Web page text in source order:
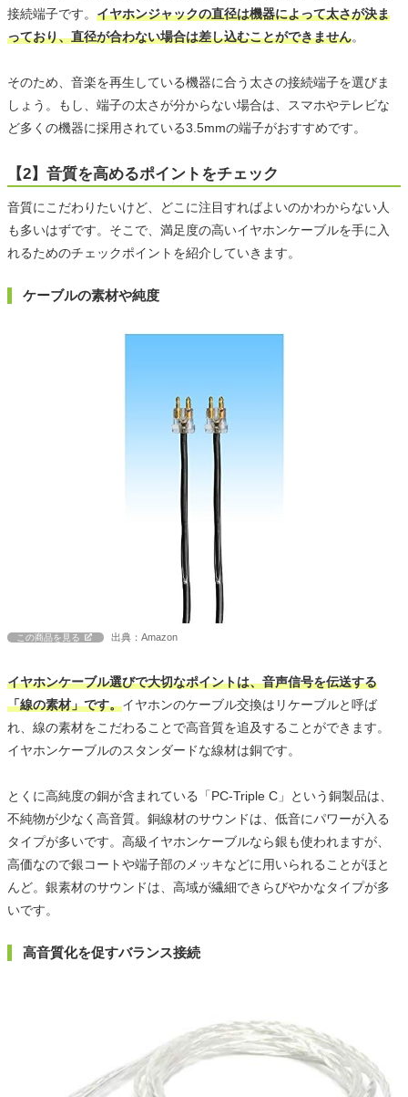
接続端子です。 イヤホンジャックの直径は機器によって太さが決ま
っており、直径が合わない場合は差し込むことができません。
そのため、音楽を再生している機器に合う太さの接続端子を選びま
しょう。もし、端子の太さが分からない場合は、スマホやテレビな
ど多くの機器に採用されている3.5mmの端子がおすすめです。
【2】音質を高めるポイントをチェック
音質にこだわりたいけど、どこに注目すればよいのかわからない人
も多いはずです。そこで、満足度の高いイヤホンケーブルを手に入
れるためのチェックポイントを紹介していきます。
ケーブルの素材や純度
この商品を見る 出典：Amazon
イヤホンケーブル選びで大切なポイントは、音声信号を伝送する
「線の素材」です。イヤホンのケーブル交換はリケーブルと呼ば
れ、線の素材をこだわることで高音質を追及することができます。
イヤホンケーブルのスタンダードな線材は銅です。
とくに高純度の銅が含まれている「PC-Triple C」という銅製品は、
不純物が少なく高音質。銅線材のサウンドは、低音にパワーが入る
タイプが多いです。高級イヤホンケーブルなら銀も使われますが、
高価なので銀コートや端子部のメッキなどに用いられることがほと
んど。銀素材のサウンドは、高域が繊細できらびやかなタイプが多
いです。
高音質化を促すバランス接続